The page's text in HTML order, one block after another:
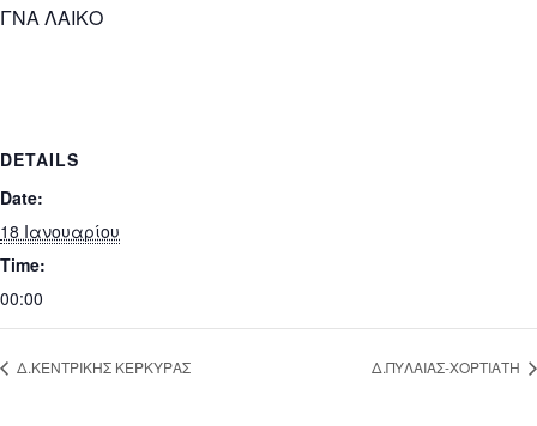
ΓΝΑ ΛΑΙΚΟ
DETAILS
Date:
18 Ιανουαρίου
Time:
00:00
Δ.ΚΕΝΤΡΙΚΗΣ ΚΕΡΚΥΡΑΣ Δ.ΠΥΛΑΙΑΣ-ΧΟΡΤΙΑΤΗ